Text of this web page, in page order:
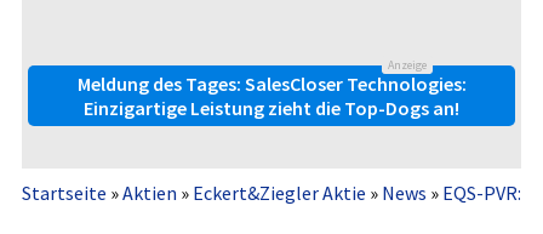
Anzeige
Meldung des Tages: SalesCloser Technologies:
Einzigartige Leistung zieht die Top-Dogs an!
Startseite »Aktien » Eckert&Ziegler Aktie » News » EQS-PVR: